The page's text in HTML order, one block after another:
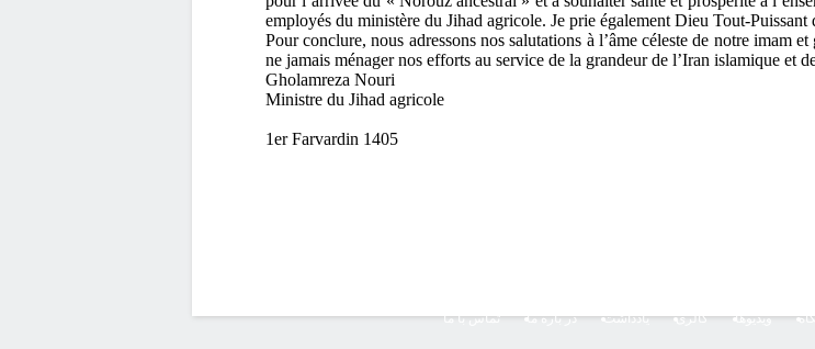
employés du ministère du Jihad agricole. Je prie également Dieu
Pour conclure, nous adressons nos salutations à l’âme céleste de notre imam
ne jamais ménager nos efforts au service de la grandeur de l’Iran islamique et
Gholamreza Nouri
Ministre du Jihad agricole
1er Farvardin 1405
ویدیوها گالری یادداشت در باره ما تماس با ما